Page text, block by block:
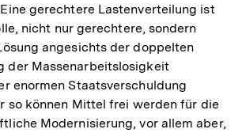
gerechtere Lastenverteilung ist
nicht nur gerechtere, sondern
angesichts der doppelten
der Massenarbeitslosigkeit
enormen Staatsverschuldung
so können Mittel frei werden für die
Modernisierung, vor allem aber,